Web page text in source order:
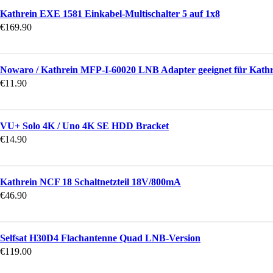
Kathrein EXE 1581 Einkabel-Multischalter 5 auf 1x8
€169.90
Nowaro / Kathrein MFP-I-60020 LNB Adapter geeignet für
€11.90
VU+ Solo 4K / Uno 4K SE HDD Bracket
€14.90
Kathrein NCF 18 Schaltnetzteil 18V/800mA
€46.90
Selfsat H30D4 Flachantenne Quad LNB-Version
€119.00